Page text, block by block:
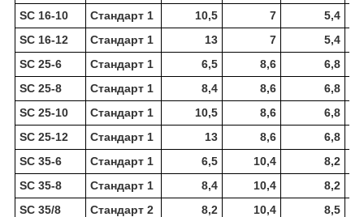
SC 16-10
Стандарт 1 10,5 7
5,4
SC 16-12
Стандарт 1 13 7
5,4
SC 25-6
Стандарт 1 6,5 8,6
6,8
SC 25-8
Стандарт 1 8,4 8,6
6,8
SC 25-10
Стандарт 1 10,5 8,6
6,8
SC 25-12
Стандарт 1 13 8,6
6,8
SC 35-6
Стандарт 1 6,5 10,4
8,2
SC 35-8
Стандарт 1 8,4 10,4
8,2
SC 35/8
Стандарт 2 8,2 10,4 8,5